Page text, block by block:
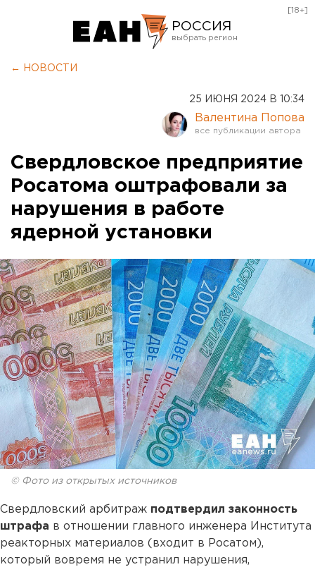
РОССИЯ
Курган
Оренбург
[18+]
← НОВОСТИ
25 ИЮНЯ 2024 В 10:34
Валентина Попова
Свердловское предприятие
Росатома оштрафовали за
нарушения в работе
ядерной установки
© Фото из открытых источников
Свердловский арбитраж подтвердил законность
штрафа в отношении главного инженера Института
реакторных материалов (входит в Росатом),
который вовремя не устранил нарушения,